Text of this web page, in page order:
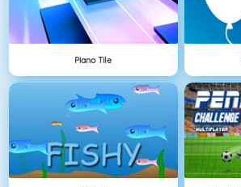
Piano Tile